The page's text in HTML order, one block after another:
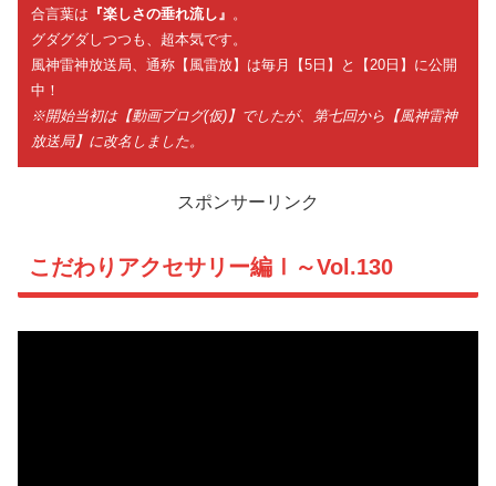
合言葉は 『楽しさの垂れ流し』 。
グダグダしつつも、超本気です。
風神雷神放送局、通称【風雷放】は毎月【5日】と【20日】に公開
中！
※開始当初は【動画ブログ(仮)】でしたが、第七回から【風神雷神
放送局】に改名しました。
スポンサーリンク
こだわりアクセサリー編Ⅰ～Vol.130